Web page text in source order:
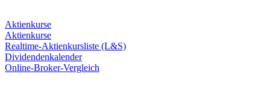
Aktienkurse
Aktienkurse
Realtime-Aktienkursliste (L&S)
Dividendenkalender
Online-Broker-Vergleich